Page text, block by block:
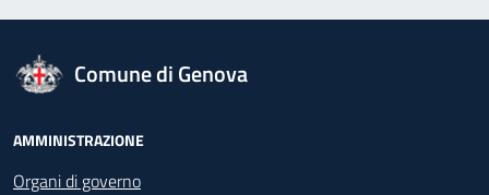
logo Unione Europea
Comune di Genova
Footer - Navigazione
AMMINISTRAZIONE
Organi di governo